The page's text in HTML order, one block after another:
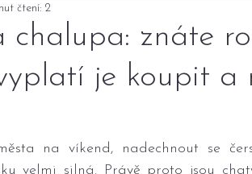
chalupa: znáte
je koupit a
čtení: 2
na víkend, nadechnout se
velmi silná. Právě proto jsou